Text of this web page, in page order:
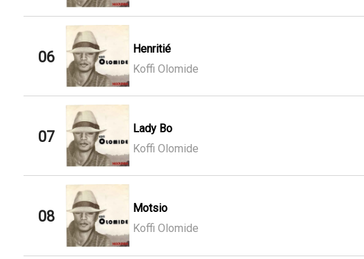
06
Henritié
Koffi Olomide
07
Lady Bo
Koffi Olomide
08
Motsio
Koffi Olomide